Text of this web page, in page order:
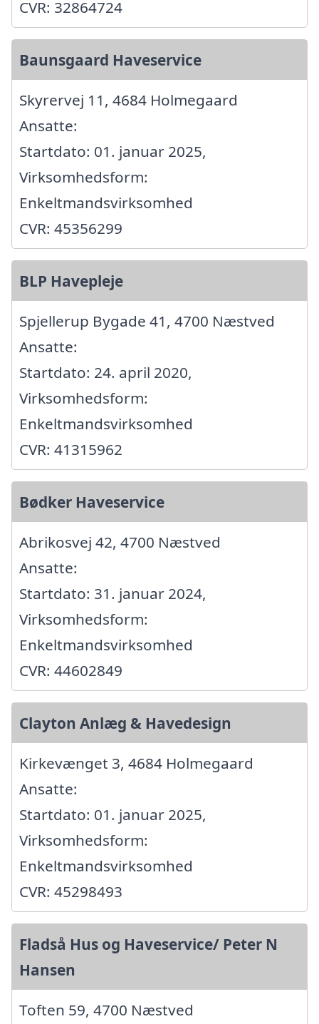
CVR: 32864724
Baunsgaard Haveservice
Skyrervej 11, 4684 Holmegaard
Ansatte:
Startdato: 01. januar 2025,
Virksomhedsform:
Enkeltmandsvirksomhed
CVR: 45356299
BLP Havepleje
Spjellerup Bygade 41, 4700 Næstved
Ansatte:
Startdato: 24. april 2020,
Virksomhedsform:
Enkeltmandsvirksomhed
CVR: 41315962
Bødker Haveservice
Abrikosvej 42, 4700 Næstved
Ansatte:
Startdato: 31. januar 2024,
Virksomhedsform:
Enkeltmandsvirksomhed
CVR: 44602849
Clayton Anlæg & Havedesign
Kirkevænget 3, 4684 Holmegaard
Ansatte:
Startdato: 01. januar 2025,
Virksomhedsform:
Enkeltmandsvirksomhed
CVR: 45298493
Fladså Hus og Haveservice/ Peter N
Hansen
Toften 59, 4700 Næstved